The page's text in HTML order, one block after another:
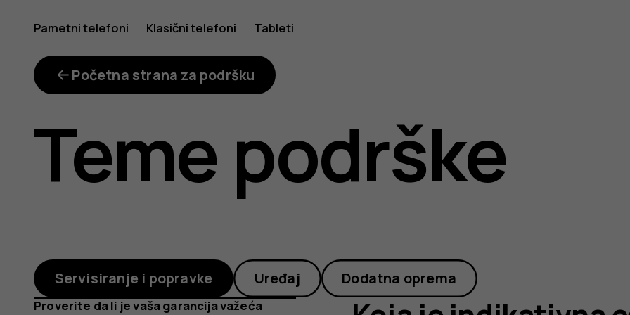
out-
of-
warranty-
repair-
Pametni telefoni Klasični telefoni Tableti
Početna strana za podršku
Teme podrške
Servisiranje i popravke Uređaj Dodatna oprema
Proverite da li je vaša garancija važeća